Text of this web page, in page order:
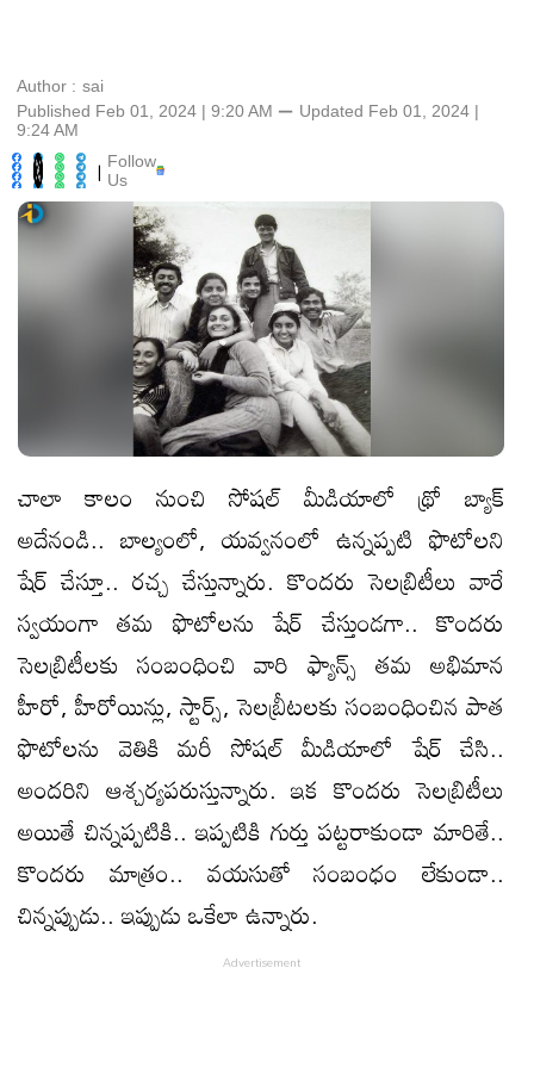
Author : sai
Published Feb 01, 2024 | 9:20 AM ⚊ Updated Feb 01, 2024 |
9:24 AM
| Follow
Us
చాలా కాలం నుంచి సోషల్‌ మీడియాలో థ్రో బ్యాక్‌
అదేనండి.. బాల్యంలో, యవ్వనంలో ఉన్నప్పటి ఫొటోలని
షేర్‌ చేస్తూ.. రచ్చ చేస్తున్నారు. కొందరు సెలబ్రిటీలు వారే
స్వయంగా తమ ఫొటోలను షేర్‌ చేస్తుండగా.. కొందరు
సెలబ్రిటీలకు సంబంధించి వారి ఫ్యాన్స్‌ తమ అభిమాన
హీరో, హీరోయిన్లు, స్టార్స్‌, సెలబ్రీటలకు సంబంధించిన పాత
ఫొటోలను వెతికి మరీ సోషల్‌ మీడియాలో షేర్‌ చేసి..
అందరిని ఆశ్చర్యపరుస్తున్నారు. ఇక కొందరు సెలబ్రిటీలు
అయితే చిన్నప్పటికి.. ఇప్పటికి గుర్తు పట్టరాకుండా మారితే..
కొందరు మాత్రం.. వయసుతో సంబంధం లేకుండా..
చిన్నప్పుడు.. ఇప్పుడు ఒకేలా ఉన్నారు.